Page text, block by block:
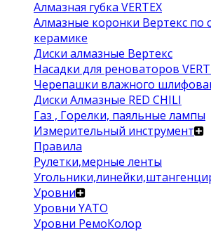
Алмазная губка VERTEX
Алмазные коронки Вертекс по
керамике
Диски алмазные Вертекс
Насадки для реноваторов
Черепашки влажного
Диски Алмазные RED CHILI
Газ , Горелки, паяльные лампы
Измерительный инструмент
Правила
Рулетки,мерные ленты
Уровни
Уровни YATO
Уровни РемоКолор